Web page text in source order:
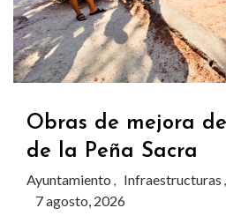
Obras de mejora
de la Peña Sacra
Ayuntamiento , Infraestructuras ,
7 agosto, 2026